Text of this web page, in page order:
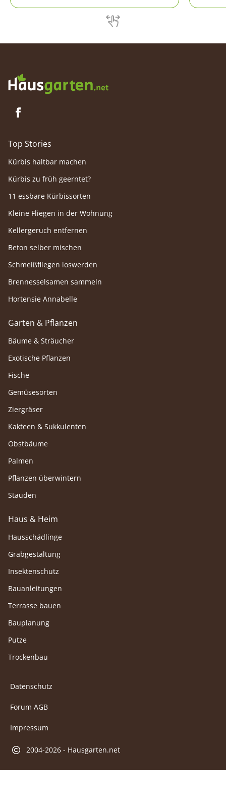
Material ist am besten geeignet?
Top Stories
Kürbis haltbar machen
Kürbis zu früh geerntet?
11 essbare Kürbissorten
Kleine Fliegen in der Wohnung
Kellergeruch entfernen
Beton selber mischen
Schmeißfliegen loswerden
Brennesselsamen sammeln
Hortensie Annabelle
Garten & Pflanzen
Bäume & Sträucher
Exotische Pflanzen
Fische
Gemüsesorten
Ziergräser
Kakteen & Sukkulenten
Obstbäume
Palmen
Pflanzen überwintern
Stauden
Haus & Heim
Hausschädlinge
Grabgestaltung
Insektenschutz
Bauanleitungen
Terrasse bauen
Bauplanung
Putze
Trockenbau
Datenschutz
Forum AGB
Impressum
2004-2026 - Hausgarten.net